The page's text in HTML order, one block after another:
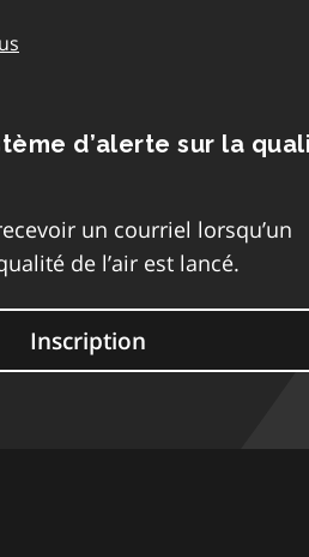
d’alerte sur la
un courriel lorsqu’un
de l’air est lancé.
Inscription